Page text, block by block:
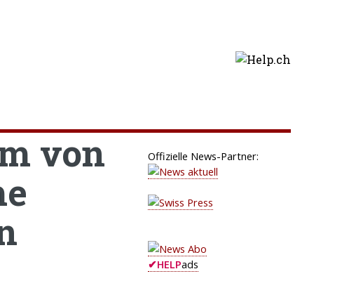
von
Offizielle News-Partner:
✔HELPads